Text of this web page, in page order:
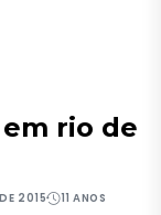
rio de
2015 11 ANOS